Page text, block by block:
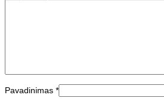
Pavadinimas *